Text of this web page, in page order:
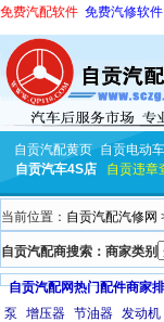
免费汽配软件 免费汽修软件
自贡汽配黄页 自贡电动车
自贡汽车4S店
自贡违章
当前位置： 自贡汽配汽修网
自贡汽配商搜索：商家类别
自贡汽配网热门配件商家
泵
增压器 节油器 发动机